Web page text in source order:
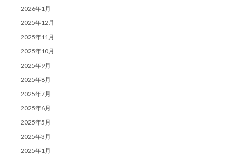
2026年1月
2025年12月
2025年11月
2025年10月
2025年9月
2025年8月
2025年7月
2025年6月
2025年5月
2025年3月
2025年1月